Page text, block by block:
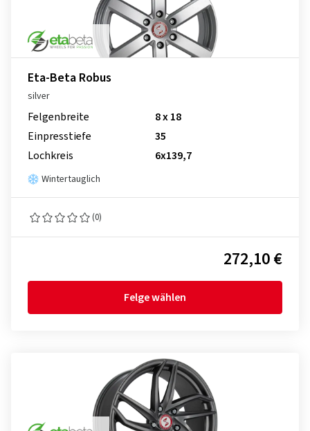
Eta-Beta Robus
silver
Felgenbreite
8 x 18
Einpresstiefe
35
Lochkreis
6x139,7
Wintertauglich
(0)
272,10 €
Felge wählen